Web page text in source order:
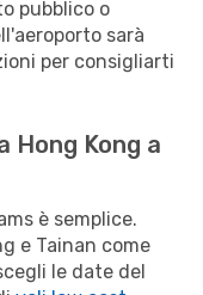
pubblico o
sarà
per consigliarti
Hong Kong a
è semplice.
e Tainan come
le date del